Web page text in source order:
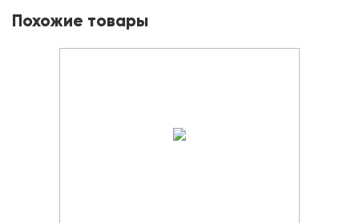
Похожие товары